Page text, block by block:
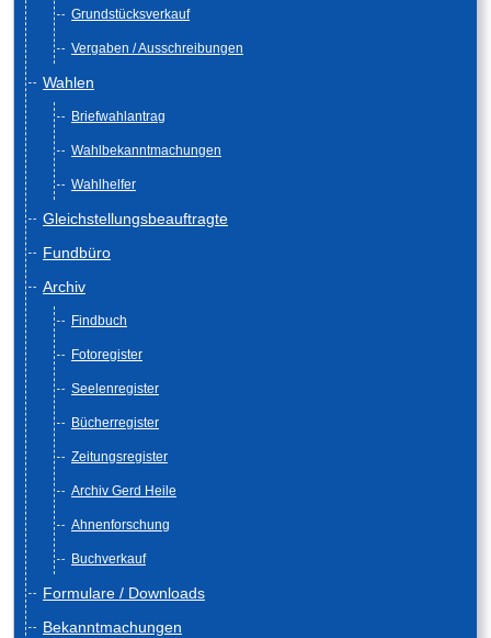
Grundstücksverkauf
Vergaben / Ausschreibungen
Wahlen
Briefwahlantrag
Wahlbekanntmachungen
Wahlhelfer
Gleichstellungsbeauftragte
Fundbüro
Archiv
Findbuch
Fotoregister
Seelenregister
Bücherregister
Zeitungsregister
Archiv Gerd Heile
Ahnenforschung
Buchverkauf
Formulare / Downloads
Bekanntmachungen